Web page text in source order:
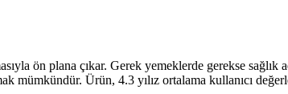
ön plana çıkar. Gerek yemeklerde gerekse sağlık
mümkündür. Ürün, 4.3 yılız ortalama kullanıcı